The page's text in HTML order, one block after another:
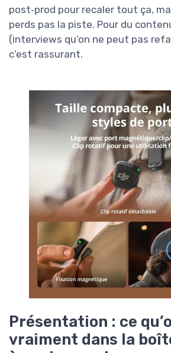
post‑prod pour recaler tout ça,
perds pas la piste. Pour du
(interviews qu’on ne peut pas
c’est rassurant.
Présentation : ce
vraiment dans la